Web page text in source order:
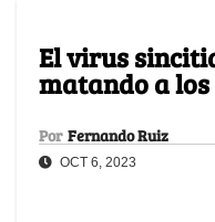
El virus
matando a
Por Fernando Ruiz
OCT 6, 2023